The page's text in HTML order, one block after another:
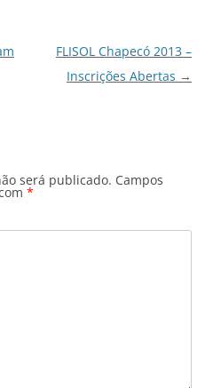
FLISOL Chapecó 2013 –
Inscrições Abertas →
será publicado. Campos
*